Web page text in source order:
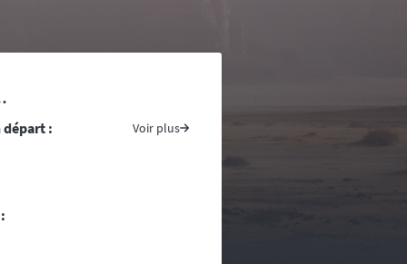
départ : Voir plus
en cas d’accident ou maladie,
n’est pas toujours aisée ….
traversés, prenez avec vous
du ministère des affaires
conseillé voire indispensable
randonnée, vous vous
d’assistance médicale locale.
la progression de la course. La